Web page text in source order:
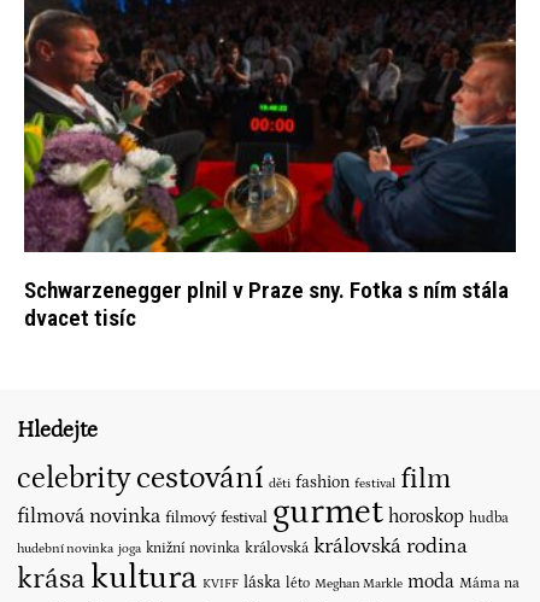
Schwarzenegger plnil v Praze sny. Fotka s ním stála
dvacet tisíc
Hledejte
celebritycestování děti fashion festival film
filmová novinka filmový festival gurmet horoskop hudba
hudební novinka joga knižní novinka královská královská rodina
krása kultura KVIFF láska léto Meghan Markle moda Máma na